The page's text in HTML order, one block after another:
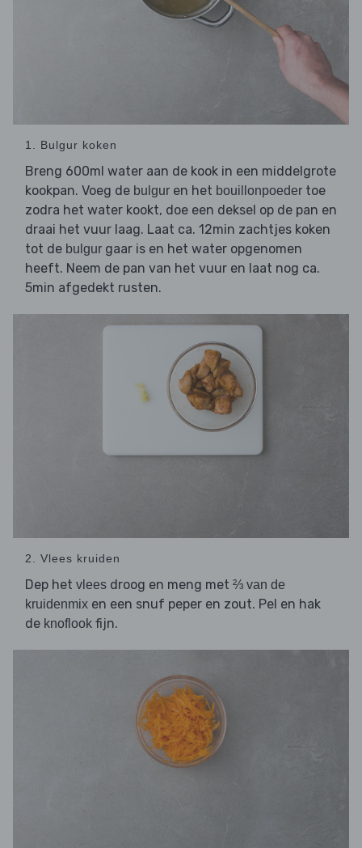
1. Bulgur koken
Breng 600ml water aan de kook in een middelgrote
kookpan. Voeg de bulgur en het bouillonpoeder toe
zodra het water kookt, doe een deksel op de pan en
draai het vuur laag. Laat ca. 12min zachtjes koken
tot de bulgur gaar is en het water opgenomen
heeft. Neem de pan van het vuur en laat nog ca.
5min afgedekt rusten.
2. Vlees kruiden
Dep het vlees droog en meng met ⅔ van de
kruidenmix en een snuf peper en zout. Pel en hak
de knoflook fijn.